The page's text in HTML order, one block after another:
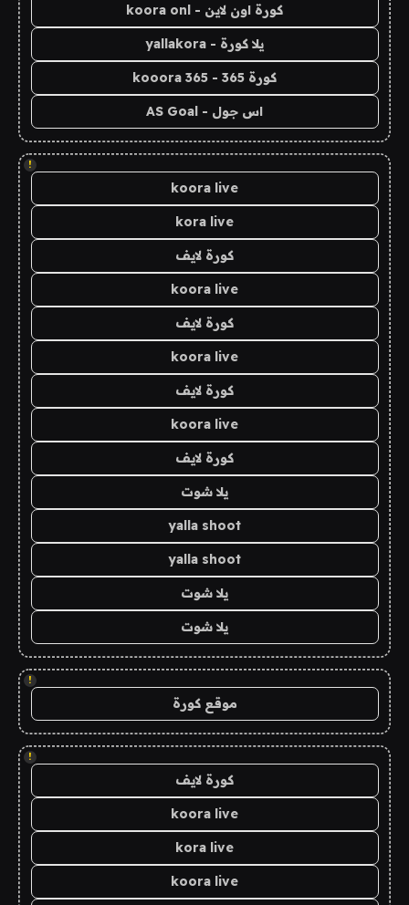
كورة اون لاين - koora onl
يلا كورة - yallakora
كورة 365 - kooora 365
اس جول - AS Goal
!
koora live
kora live
كورة لايف
koora live
كورة لايف
koora live
كورة لايف
koora live
كورة لايف
يلا شوت
yalla shoot
yalla shoot
يلا شوت
يلا شوت
!
موقع كورة
!
كورة لايف
koora live
kora live
koora live